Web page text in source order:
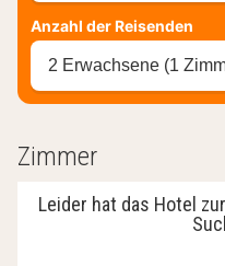
Anzahl der Reisenden
2 Erwachsene (1
Zimmer
Leider hat das Hotel